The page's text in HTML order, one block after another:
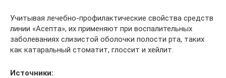
Учитывая лечебно-профилактические свойства средств
линии «Асепта», их применяют при воспалительных
заболеваниях слизистой оболочки полости рта, таких
как катаральный стоматит, глоссит и хейлит.
Источники: